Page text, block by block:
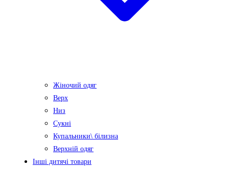
Жіночий одяг
Верх
Низ
Сукні
Купальники\ білизна
Верхній одяг
Інші дитячі товари